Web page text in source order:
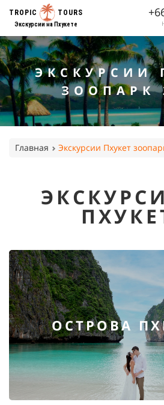
TROPIC TOURS
Экскурсии на Пхукете
ЭКСКУРСИИ
ЗООПАРК
Главная Экскурсии Пхукет
ОСТРОВА